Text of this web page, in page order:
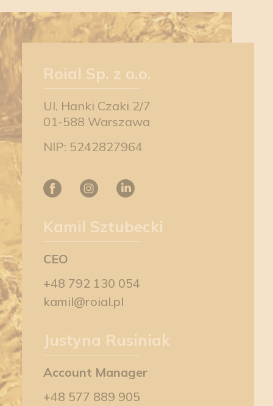
Roial Sp. z o.o.
Ul. Hanki Czaki 2/7
01-588 Warszawa
NIP: 5242827964
Kamil Sztubecki
CEO
+48 792 130 054
kamil@roial.pl
Justyna Rusiniak
Account Manager
+48 577 889 905